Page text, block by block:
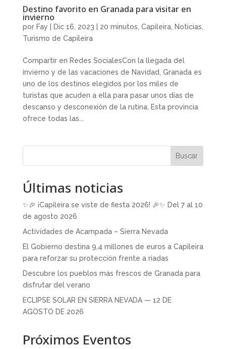
Destino favorito en Granada para visitar en
invierno
por Fay Dic 16, 2023 20 minutos Capileira, Noticias
Turismo de Capileira
Compartir en Redes SocialesCon la llegada del
invierno y de las vacaciones de Navidad, Granada es
uno de los destinos elegidos por los miles de
turistas que acuden a ella para pasar unos días de
descanso y desconexión de la rutina. Esta provincia
ofrece todas las...
Buscar
Últimas noticias
✨🎉 ¡Capileira se viste de fiesta 2026! 🎉✨ Del 7 al 10
de agosto 2026
Actividades de Acampada – Sierra Nevada
El Gobierno destina 9,4 millones de euros a Capileira
para reforzar su protección frente a riadas
Descubre los pueblos más frescos de Granada para
disfrutar del verano
ECLIPSE SOLAR EN SIERRA NEVADA — 12 DE
AGOSTO DE 2026
Próximos Eventos